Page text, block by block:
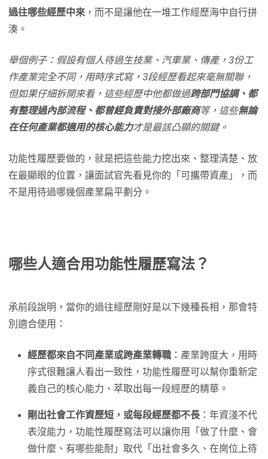
過往哪些經歷中來 ，而不是讓他在一堆工作經歷海中自行拼
湊。
舉個例子：假設有個人待過生技業、汽車業、傳產，3份工
作產業完全不同，用時序式寫，3段經歷看起來毫無關聯，
但如果仔細拆開來看，這些經歷中他都做過跨部門協調、都
有整理過內部流程、都曾經負責對接外部廠商等，這些無論
在任何產業都適用的核心能力才是最該凸顯的關鍵。
功能性履歷要做的，就是把這些能力挖出來、整理清楚、放
在最顯眼的位置，讓面試官先看見你的「可攜帶資產」，而
不是用待過哪幾個產業扁平劃分。
哪些人適合用功能性履歷寫法？
承前段說明，當你的過往經歷剛好是以下幾種長相，那會特
別適合使用：
經歷都來自不同產業或跨產業轉職 ：產業跨度大，用時
序式很難讓人看出一致性，功能性履歷可以幫你重新定
義自己的核心能力、萃取出每一段經歷的精華。
剛出社會工作資歷短，或每段經歷都不長 ：年資淺不代
表沒能力，功能性履歷寫法可以讓你用「做了什麼、會
做什麼、有哪些能耐」取代「出社會多久、在崗位上待